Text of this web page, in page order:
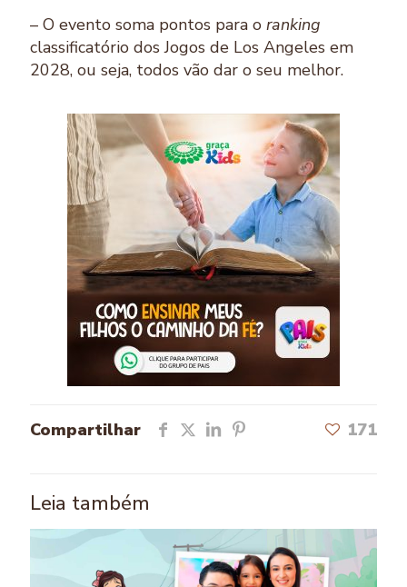
– O evento soma pontos para o ranking
classificatório dos Jogos de Los Angeles em
2028, ou seja, todos vão dar o seu melhor.
Compartilhar 171
Leia também